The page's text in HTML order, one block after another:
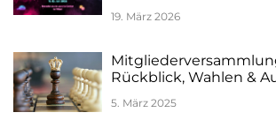
19. März 2026
Rückblick, Wahlen &
5. März 2025